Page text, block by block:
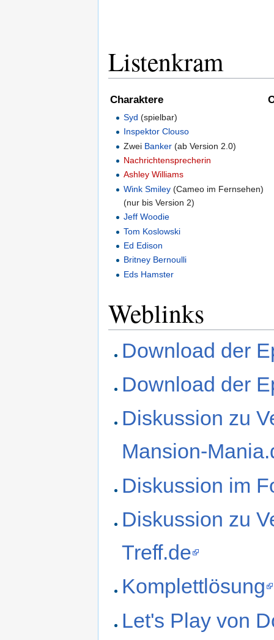
Listenkram
Charaktere
Syd (spielbar)
Inspektor Clouso
Zwei Banker (ab Version 2.0)
Nachrichtensprecherin
Ashley Williams
Wink Smiley (Cameo im Fernsehen)
(nur bis Version 2)
Jeff Woodie
Tom Koslowski
Ed Edison
Britney Bernoulli
Eds Hamster
Weblinks
Download der
Download der
Diskussion zu
Mansion-
Diskussion im
Diskussion zu
Treff.de
Komplettlösung
Let's Play von